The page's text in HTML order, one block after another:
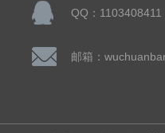
QQ：1103408411